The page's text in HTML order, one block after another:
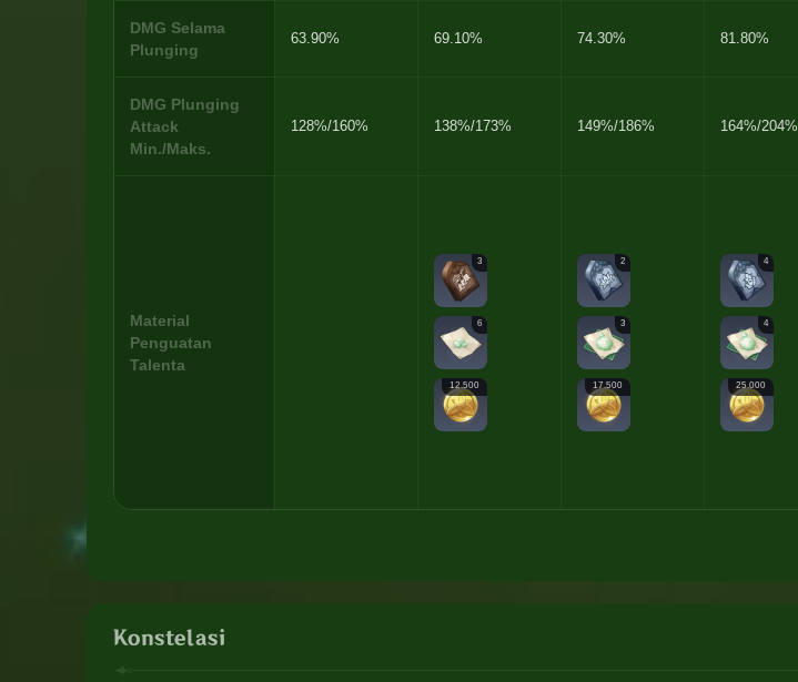
DMG Selama
Plunging
63.90% 69.10% 74.30% 81.80%
DMG Plunging
Attack
Min./Maks.
128%/160% 138%/173% 149%/186% 164%/204%
Material
Penguatan
Talenta
3
6
12.500
2
3
17.500
4
4
25.000
Konstelasi